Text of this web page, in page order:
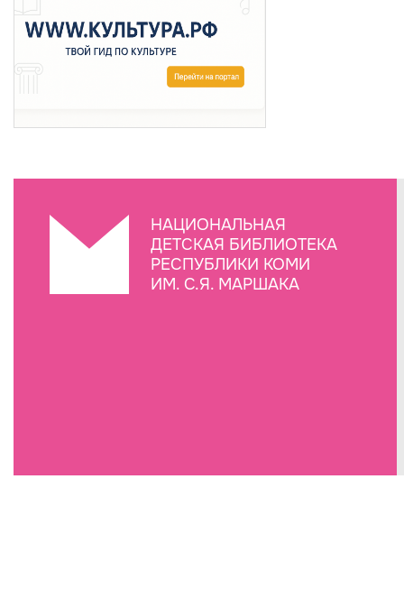
НАЦИОНАЛЬНАЯ
ДЕТСКАЯ БИБЛИОТЕКА
РЕСПУБЛИКИ КОМИ
ИМ. С.Я. МАРШАКА